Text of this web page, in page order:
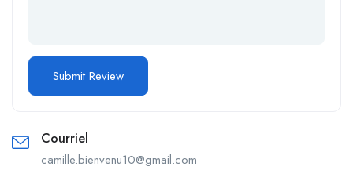
Courriel
camille.bienvenu10@gmail.com